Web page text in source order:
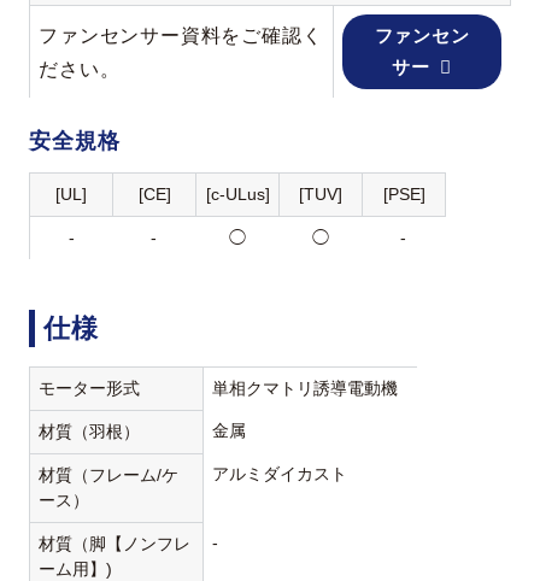
ファンセンサー資料をご確認く
ださい。
ファンセン
サー
安全規格
[UL] [CE] [c-ULus] [TUV] [PSE]
- - ◯ ◯ -
仕様
モーター形式 単相クマトリ誘導電動機
材質（羽根） 金属
材質（フレーム/ケ
ース）
アルミダイカスト
材質（脚【ノンフレ
ーム用】)
-